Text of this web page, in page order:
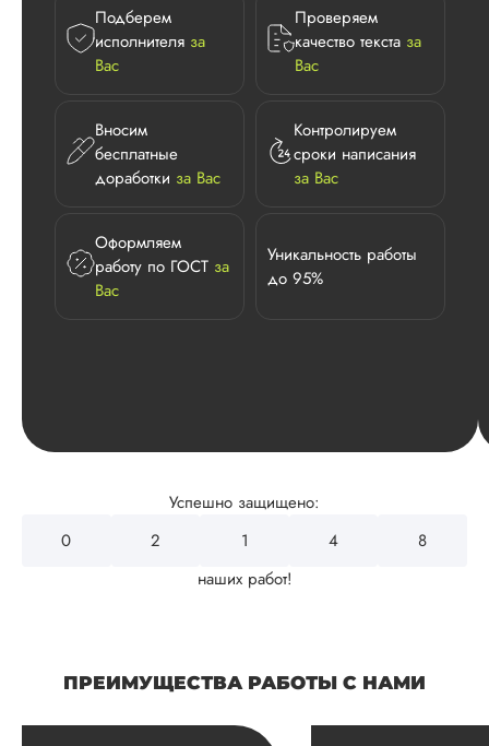
Подберем
исполнителя за
Вас
Проверяем
качество текста за
Вас
Вносим
бесплатные
доработки за Вас
Контролируем
сроки написания
за Вас
Оформляем
работу по ГОСТ за
Вас
Уникальность работы
до 95%
Успешно защищено:
2
3
4
2
0
наших работ!
ПРЕИМУЩЕСТВА РАБОТЫ С НАМИ